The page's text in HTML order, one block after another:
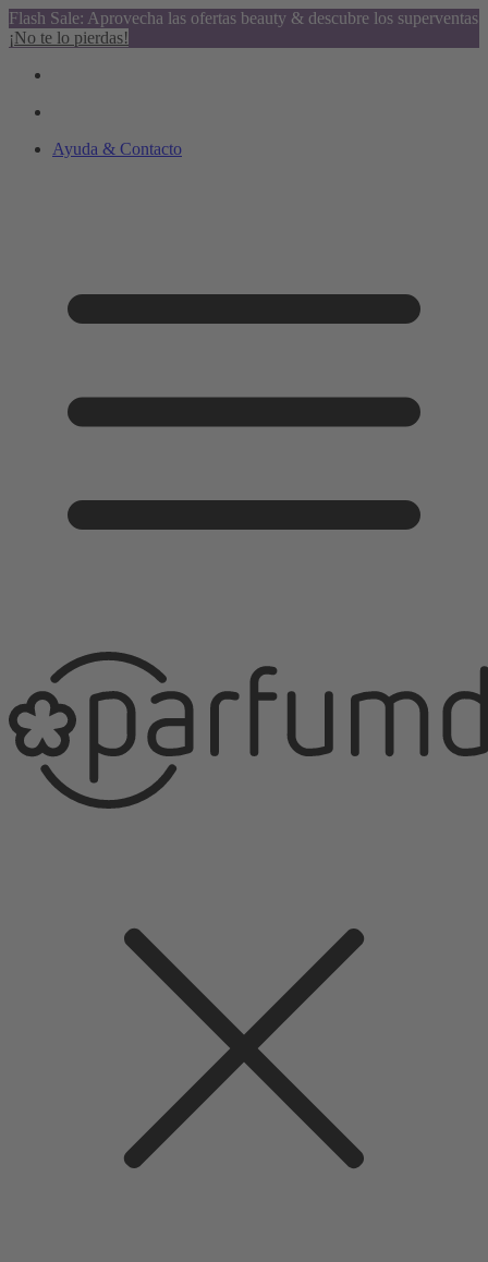
Flash Sale: Aprovecha las ofertas beauty & descubre los superventas
¡No te lo pierdas!
Ayuda & Contacto